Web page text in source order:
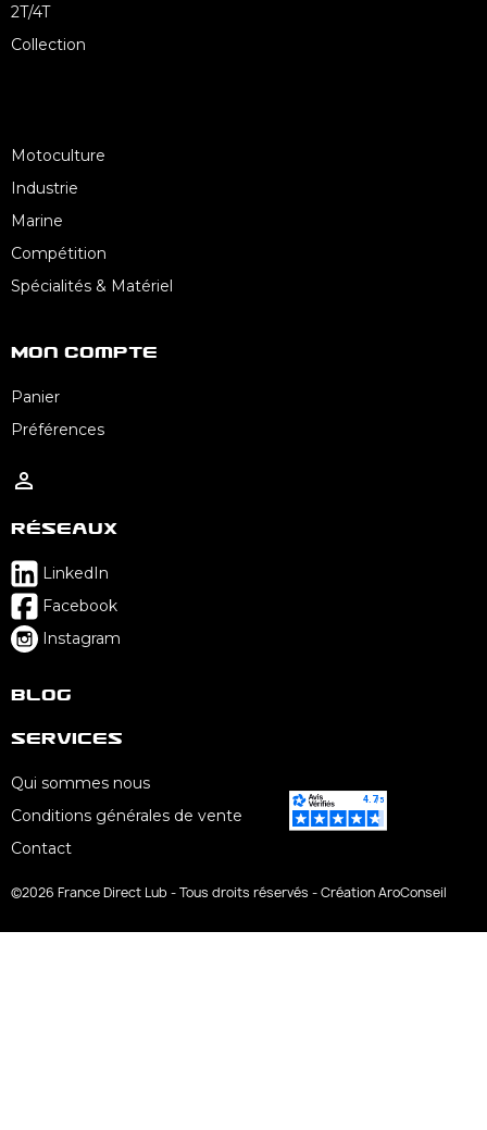
2T/4T
Collection
Motoculture
Industrie
Marine
Compétition
Spécialités & Matériel
Mon Compte
Panier
Préférences

Réseaux
LinkedIn
Facebook
Instagram
Blog
Services
Qui sommes nous
Conditions générales de vente
Contact
©2026 France Direct Lub - Tous droits réservés - Création AroConseil